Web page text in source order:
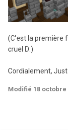
(C'est la première
cruel D:)
Cordialement,
Modifié 18 octobre